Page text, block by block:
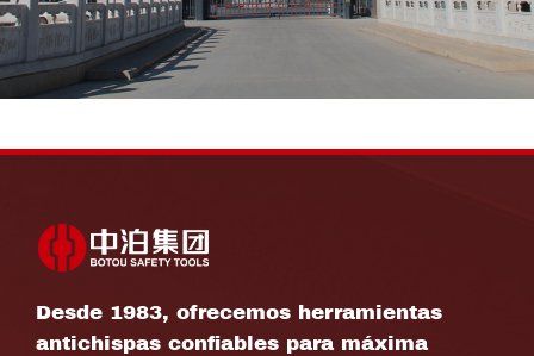
Desde 1983, ofrecemos herramientas
antichispas confiables para máxima